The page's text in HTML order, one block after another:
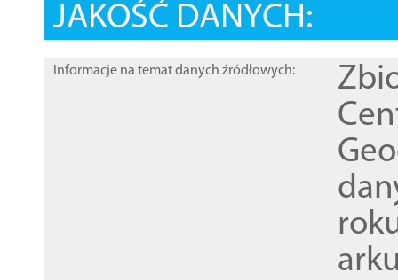
JAKOŚĆ DANYCH:
Informacje na temat danych źródłowych: